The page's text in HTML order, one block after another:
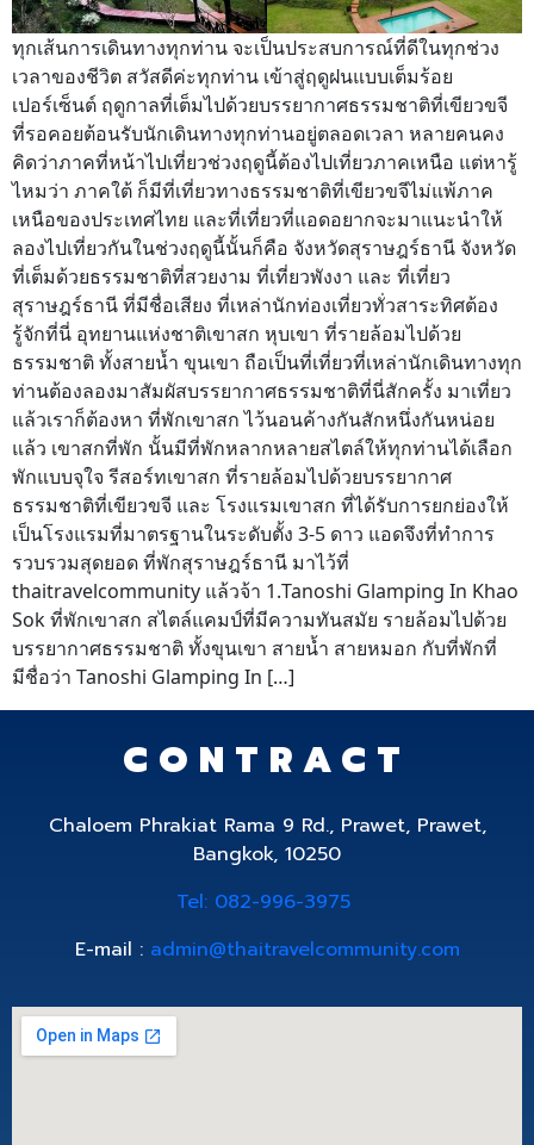
ทุกเส้นการเดินทางทุกท่าน จะเป็นประสบการณ์ที่ดีในทุกช่วง
เวลาของชีวิต สวัสดีค่ะทุกท่าน เข้าสู่ฤดูฝนแบบเต็มร้อย
เปอร์เซ็นต์ ฤดูกาลที่เต็มไปด้วยบรรยากาศธรรมชาติที่เขียวขจี
ที่รอคอยต้อนรับนักเดินทางทุกท่านอยู่ตลอดเวลา หลายคนคง
คิดว่าภาคที่หน้าไปเที่ยวช่วงฤดูนี้ต้องไปเที่ยวภาคเหนือ แต่หารู้
ไหมว่า ภาคใต้ ก็มีที่เที่ยวทางธรรมชาติที่เขียวขจีไม่แพ้ภาค
เหนือของประเทศไทย และที่เที่ยวที่แอดอยากจะมาแนะนำให้
ลองไปเที่ยวกันในช่วงฤดูนี้นั้นก็คือ จังหวัดสุราษฎร์ธานี จังหวัด
ที่เต็มด้วยธรรมชาติที่สวยงาม ที่เที่ยวพังงา และ ที่เที่ยว
สุราษฎร์ธานี ที่มีชื่อเสียง ที่เหล่านักท่องเที่ยวทั่วสาระทิศต้อง
รู้จักที่นี่ อุทยานแห่งชาติเขาสก หุบเขา ที่รายล้อมไปด้วย
ธรรมชาติ ทั้งสายน้ำ ขุนเขา ถือเป็นที่เที่ยวที่เหล่านักเดินทางทุก
ท่านต้องลองมาสัมผัสบรรยากาศธรรมชาติที่นี่สักครั้ง มาเที่ยว
แล้วเราก็ต้องหา ที่พักเขาสก ไว้นอนค้างกันสักหนึ่งกันหน่อย
แล้ว เขาสกที่พัก นั้นมีที่พักหลากหลายสไตล์ให้ทุกท่านได้เลือก
พักแบบจุใจ รีสอร์ทเขาสก ที่รายล้อมไปด้วยบรรยากาศ
ธรรมชาติที่เขียวขจี และ โรงแรมเขาสก ที่ได้รับการยกย่องให้
เป็นโรงแรมที่มาตรฐานในระดับตั้ง 3-5 ดาว แอดจึงที่ทำการ
รวบรวมสุดยอด ที่พักสุราษฎร์ธานี มาไว้ที่
thaitravelcommunity แล้วจ้า 1.Tanoshi Glamping In Khao
Sok ที่พักเขาสก สไตล์แคมป์ที่มีความทันสมัย รายล้อมไปด้วย
บรรยากาศธรรมชาติ ทั้งขุนเขา สายน้ำ สายหมอก กับที่พักที่
มีชื่อว่า Tanoshi Glamping In […]
CONTRACT
Chaloem Phrakiat Rama 9 Rd., Prawet, Prawet,
Bangkok, 10250
Tel: 082-996-3975
E-mail : admin@thaitravelcommunity.com